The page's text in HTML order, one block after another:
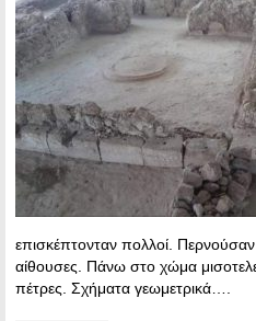
επισκέπτονταν πολλοί. Περνούσαν
αίθουσες. Πάνω στο χώμα
πέτρες. Σχήματα γεωμετρικά….